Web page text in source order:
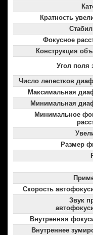
Кратность
Фокусное
Конструкция
Угол поля
Число лепестков
Максимальная
Минимальная
Минимальное
Размер
Скорость
Звук
Внутренняя
Внутреннее